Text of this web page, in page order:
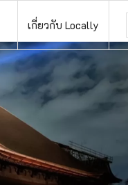
เกี่ยวกับ Locally